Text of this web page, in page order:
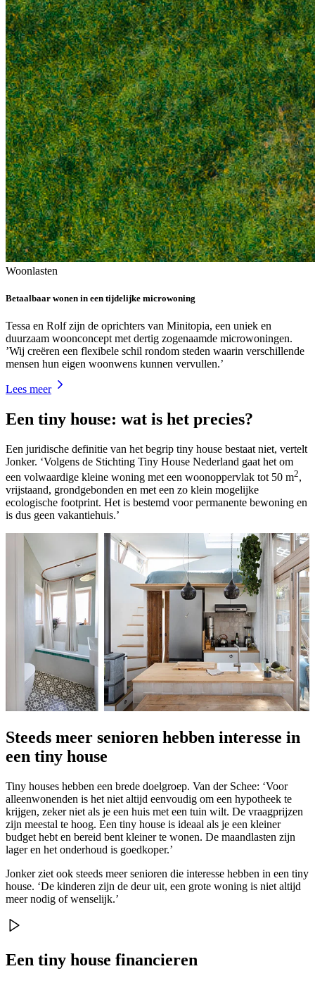
Woonlasten
Betaalbaar wonen in een tijdelijke microwoning
Tessa en Rolf zijn de oprichters van Minitopia, een uniek en
duurzaam woonconcept met dertig zogenaamde microwoningen.
’Wij creëren een flexibele schil rondom steden waarin verschillende
mensen hun eigen woonwens kunnen vervullen.’
Lees meer
Een tiny house: wat is het precies?
Een juridische definitie van het begrip tiny house bestaat niet, vertelt
Jonker. ‘Volgens de Stichting Tiny House Nederland gaat het om
een volwaardige kleine woning met een woonoppervlak tot 50 m2,
vrijstaand, grondgebonden en met een zo klein mogelijke
ecologische footprint. Het is bestemd voor permanente bewoning en
is dus geen vakantiehuis.’
Steeds meer senioren hebben interesse in
een tiny house
Tiny houses hebben een brede doelgroep. Van der Schee: ‘Voor
alleenwonenden is het niet altijd eenvoudig om een hypotheek te
krijgen, zeker niet als je een huis met een tuin wilt. De vraagprijzen
zijn meestal te hoog. Een tiny house is ideaal als je een kleiner
budget hebt en bereid bent kleiner te wonen. De maandlasten zijn
lager en het onderhoud is goedkoper.’
Jonker ziet ook steeds meer senioren die interesse hebben in een tiny
house. ‘De kinderen zijn de deur uit, een grote woning is niet altijd
meer nodig of wenselijk.’
Een tiny house financieren